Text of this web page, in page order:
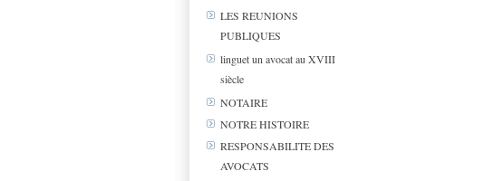
LES REUNIONS
PUBLIQUES
linguet un avocat au XVIII
siècle
NOTAIRE
NOTRE HISTOIRE
RESPONSABILITE DES
AVOCATS